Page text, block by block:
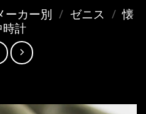
ーカー別 / ゼニス / 懐
時計